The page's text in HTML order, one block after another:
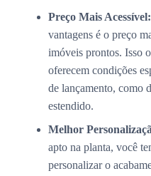
Preço Mais Acessível:
vantagens é o preço
imóveis prontos. Isso
oferecem condições
de lançamento, como
estendido.
Melhor
apto na planta, você
personalizar o